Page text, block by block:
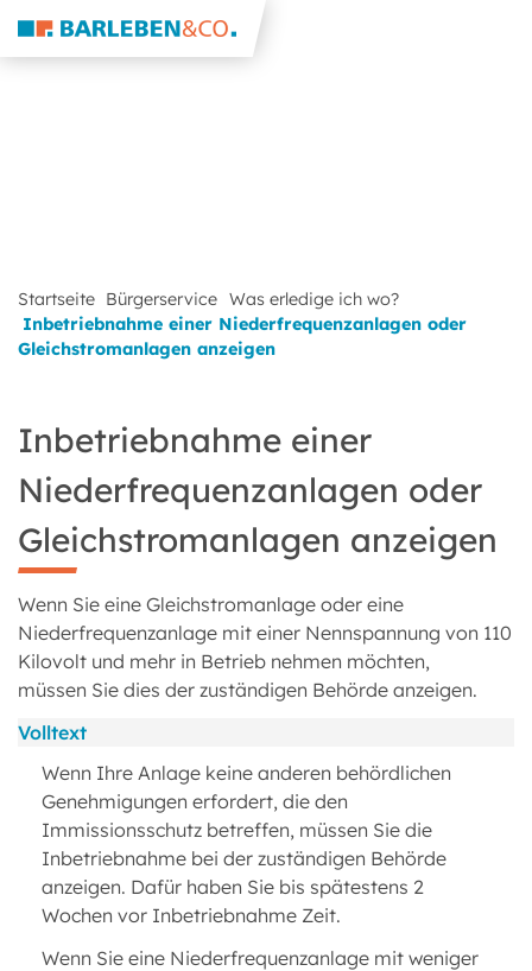
Startseite Bürgerservice Was erledige ich wo?
Inbetriebnahme einer Niederfrequenzanlagen oder
Gleichstromanlagen anzeigen
Inbetriebnahme einer
Niederfrequenzanlagen oder
Gleichstromanlagen anzeigen
Wenn Sie eine Gleichstromanlage oder eine
Niederfrequenzanlage mit einer Nennspannung von 110
Kilovolt und mehr in Betrieb nehmen möchten,
müssen Sie dies der zuständigen Behörde anzeigen.
Volltext
Wenn Ihre Anlage keine anderen behördlichen
Genehmigungen erfordert, die den
Immissionsschutz betreffen, müssen Sie die
Inbetriebnahme bei der zuständigen Behörde
anzeigen. Dafür haben Sie bis spätestens 2
Wochen vor Inbetriebnahme Zeit.
Wenn Sie eine Niederfrequenzanlage mit weniger